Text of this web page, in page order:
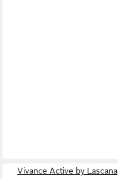
Vivance Active by Lascana